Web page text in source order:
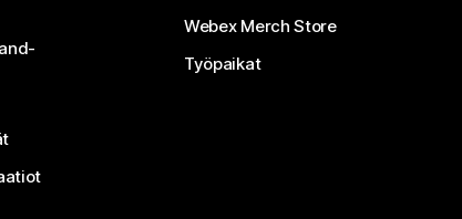
Webex Merch Store
Työpaikat